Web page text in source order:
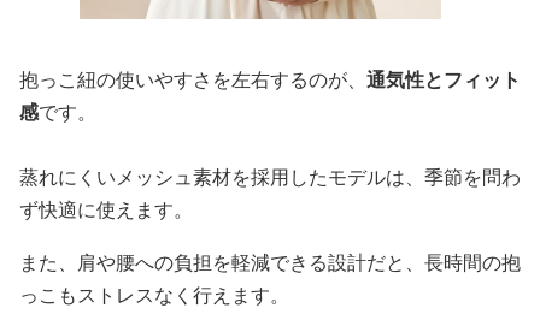
抱っこ紐の使いやすさを左右するのが、 通気性とフィット
感です。
蒸れにくいメッシュ素材を採用したモデルは、季節を問わ
ず快適に使えます。
また、肩や腰への負担を軽減できる設計だと、長時間の抱
っこもストレスなく行えます。